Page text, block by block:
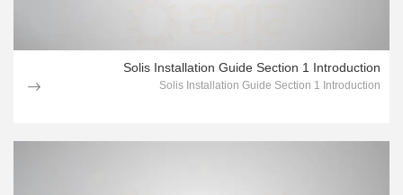
Solis Installation Guide Section 1 Introduction
Solis Installation Guide Section 1 Introduction